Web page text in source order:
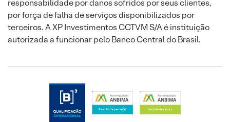
responsabilidade por danos sofridos por seus clientes,
por força de falha de serviços disponibilizados por
terceiros. A XP Investimentos CCTVM S/A é instituição
autorizada a funcionar pelo Banco Central do Brasil.